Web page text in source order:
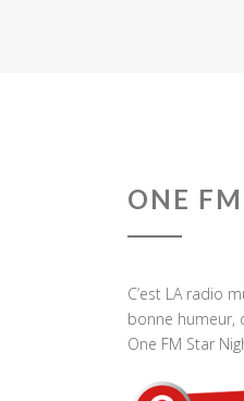
ONE FM
C’est LA radio
bonne humeur,
One FM Star